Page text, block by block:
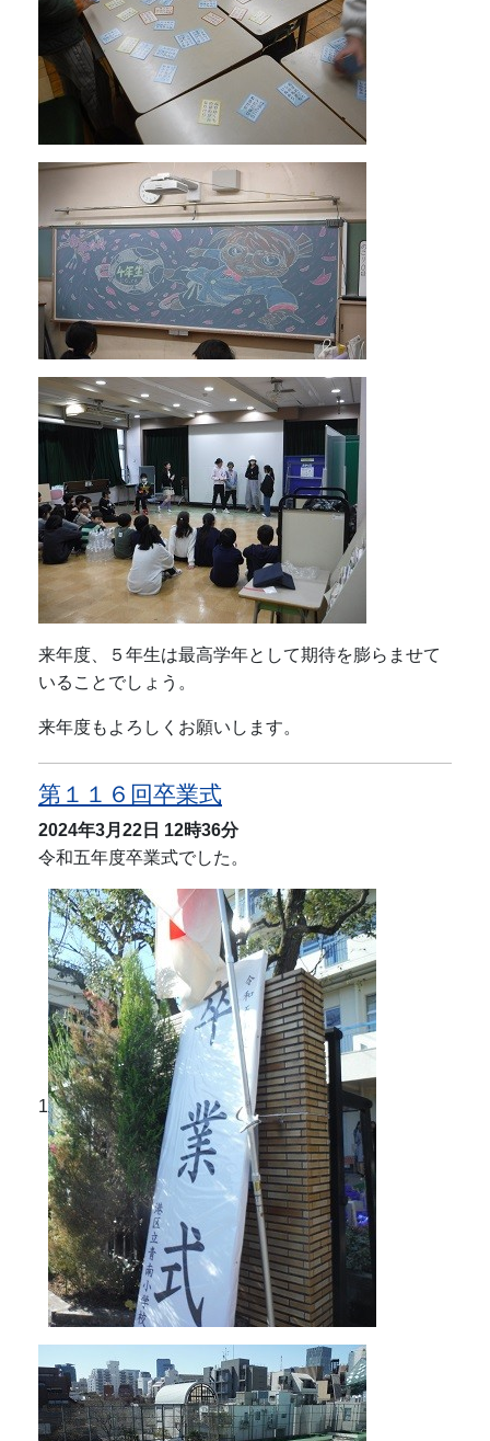
来年度、 ５年生は最高学年として期待を膨らませて
いることでしょう。
来年度もよろしくお願いします。
第１１６回卒業式
2024年3月22日 12時36分
令和五年度卒業式でした。
1